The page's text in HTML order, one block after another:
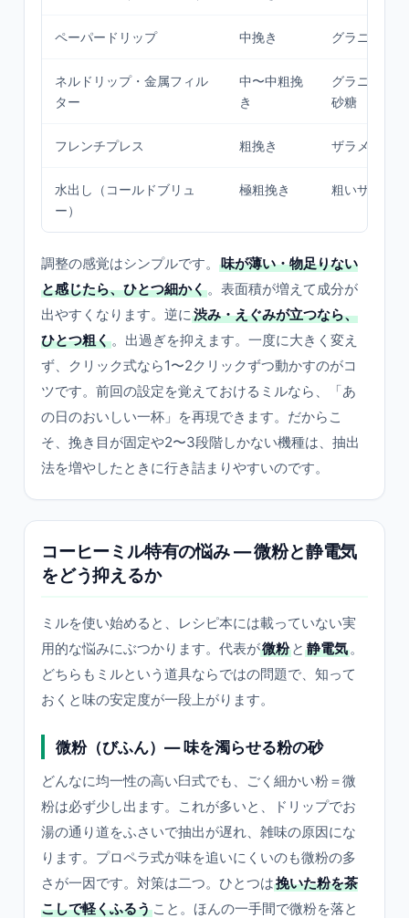
ペーパードリップ 中挽き グラニュー
ネルドリップ・金属フィル
ター
中〜中粗挽
き
グラニュー
砂糖
フレンチプレス 粗挽き ザラメくらい
水出し（コールドブリュ
ー）
極粗挽き 粗いザラメ
調整の感覚はシンプルです。
味が薄い・物足りない
と感じたら、ひとつ細かく。表面積が増えて成分が
出やすくなります。逆に渋み・えぐみが立つなら、
ひとつ粗く。出過ぎを抑えます。一度に大きく変え
ず、クリック式なら1〜2クリックずつ動かすのがコ
ツです。前回の設定を覚えておけるミルなら、「あ
の日のおいしい一杯」を再現できます。だからこ
そ、挽き目が固定や2〜3段階しかない機種は、抽出
法を増やしたときに行き詰まりやすいのです。
コーヒーミル特有の悩み — 微粉と静電気
をどう抑えるか
ミルを使い始めると、レシピ本には載っていない実
用的な悩みにぶつかります。代表が微粉 と 静電気。
どちらもミルという道具ならではの問題で、知って
おくと味の安定度が一段上がります。
微粉（びふん）— 味を濁らせる粉の砂
どんなに均一性の高い臼式でも、ごく細かい粉＝微
粉は必ず少し出ます。これが多いと、ドリップでお
湯の通り道をふさいで抽出が遅れ、雑味の原因にな
ります。プロペラ式が味を追いにくいのも微粉の多
さが一因です。対策は二つ。ひとつは挽いた粉を茶
こしで軽くふるう こと。ほんの一手間で微粉を落と